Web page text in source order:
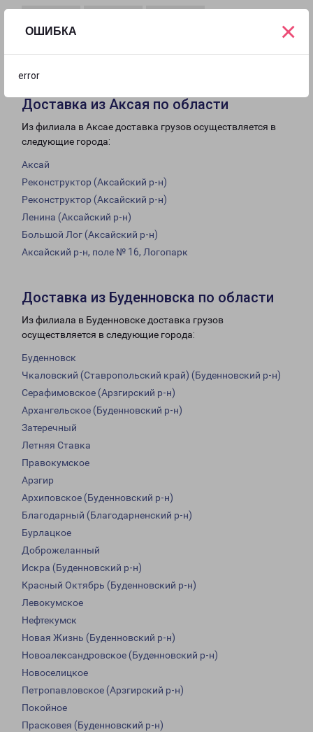
ОШИБКА
error
×
с 08:00 до
17:00
Доставка из Аксая по области
Из филиала в Аксае доставка грузов осуществляется в
следующие города:
Аксай
Реконструктор (Аксайский р-н)
Реконструктор (Аксайский р-н)
Ленина (Аксайский р-н)
Большой Лог (Аксайский р-н)
Аксайский р-н, поле № 16, Логопарк
Доставка из Буденновска по области
Из филиала в Буденновске доставка грузов
осуществляется в следующие города:
Буденновск
Чкаловский (Ставропольский край) (Буденновский р-н)
Серафимовское (Арзгирский р-н)
Архангельское (Буденновский р-н)
Затеречный
Летняя Ставка
Правокумское
Арзгир
Архиповское (Буденновский р-н)
Благодарный (Благодарненский р-н)
Бурлацкое
Доброжеланный
Искра (Буденновский р-н)
Красный Октябрь (Буденновский р-н)
Левокумское
Нефтекумск
Новая Жизнь (Буденновский р-н)
Новоалександровское (Буденновский р-н)
Новоселицкое
Петропавловское (Арзгирский р-н)
Покойное
Прасковея (Буденновский р-н)